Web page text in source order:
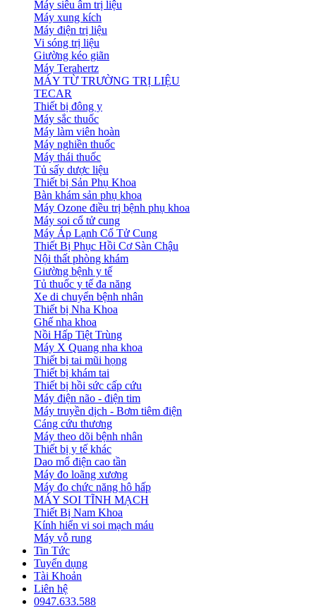
Máy siêu âm trị liệu
Máy xung kích
Máy điện trị liệu
Vi sóng trị liệu
Giường kéo giãn
Máy Terahertz
MÁY TỪ TRƯỜNG TRỊ LIỆU
TECAR
Thiết bị đông y
Máy sắc thuốc
Máy làm viên hoàn
Máy nghiền thuốc
Máy thái thuốc
Tủ sấy dược liệu
Thiết bị Sản Phụ Khoa
Bàn khám sản phụ khoa
Máy Ozone điều trị bệnh phụ khoa
Máy soi cổ tử cung
Máy Áp Lạnh Cổ Tử Cung
Thiết Bị Phục Hồi Cơ Sàn Chậu
Nội thất phòng khám
Giường bệnh y tế
Tủ thuốc y tế đa năng
Xe di chuyển bệnh nhân
Thiết bị Nha Khoa
Ghế nha khoa
Nồi Hấp Tiệt Trùng
Máy X Quang nha khoa
Thiết bị tai mũi họng
Thiết bị khám tai
Thiết bị hồi sức cấp cứu
Máy điện não - điện tim
Máy truyền dịch - Bơm tiêm điện
Cáng cứu thương
Máy theo dõi bệnh nhân
Thiết bị y tế khác
Dao mổ điện cao tần
Máy đo loãng xương
Máy đo chức năng hô hấp
MÁY SOI TĨNH MẠCH
Thiết Bị Nam Khoa
Kính hiển vi soi mạch máu
Máy vỗ rung
Tin Tức
Tuyển dụng
Tài Khoản
Liên hệ
0947.633.588